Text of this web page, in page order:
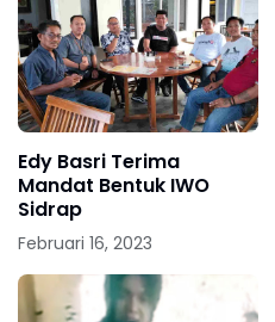
Edy Basri Terima
Mandat Bentuk IWO
Sidrap
Februari 16, 2023